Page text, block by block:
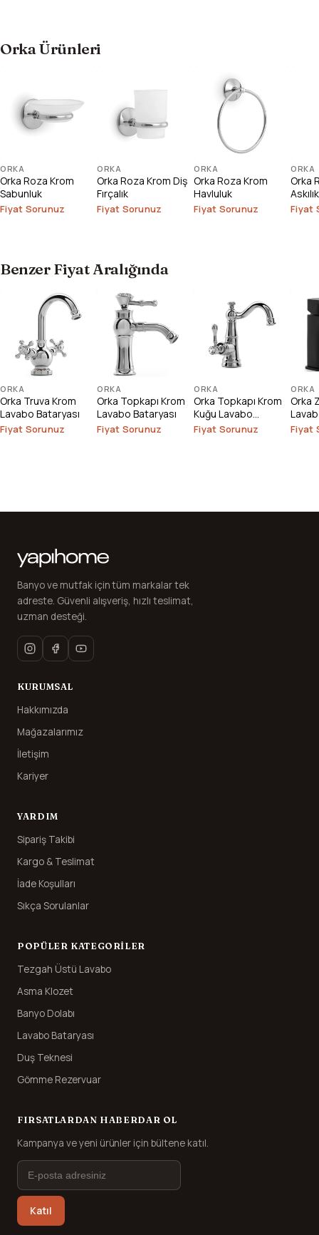
Orka Ürünleri
ORKA
Orka Roza Krom
Sabunluk
Fiyat Sorunuz
ORKA
Orka Roza Krom Diş
Fırçalık
Fiyat Sorunuz
ORKA
Orka Roza Krom
Havluluk
Fiyat Sorunuz
ORKA
Orka
Askılık
Fiyat
Benzer Fiyat Aralığında
ORKA
Orka Truva Krom
Lavabo Bataryası
Fiyat Sorunuz
ORKA
Orka Topkapı Krom
Lavabo Bataryası
Fiyat Sorunuz
ORKA
Orka Topkapı Krom
Kuğu Lavabo
Bataryası
Fiyat Sorunuz
ORKA
Orka
Fiyat
Banyo ve mutfak için tüm markalar tek
adreste. Güvenli alışveriş, hızlı teslimat,
uzman desteği.
KURUMSAL
Hakkımızda
Mağazalarımız
İletişim
Kariyer
YARDIM
Sipariş Takibi
Kargo & Teslimat
İade Koşulları
Sıkça Sorulanlar
POPÜLER KATEGORILER
Tezgah Üstü Lavabo
Asma Klozet
Banyo Dolabı
Lavabo Bataryası
Duş Teknesi
Gömme Rezervuar
FIRSATLARDAN HABERDAR OL
Kampanya ve yeni ürünler için bültene katıl.
Katıl